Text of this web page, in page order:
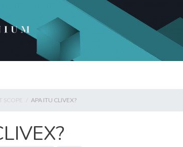
SCOPE / APA ITU CLIVEX?